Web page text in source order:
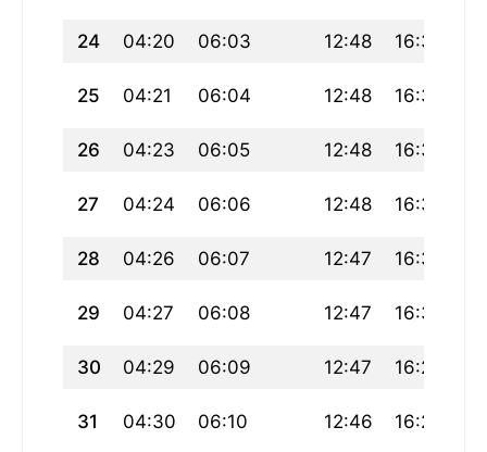
24 04:20 06:03 12:48 16:35
25 04:21 06:04 12:48 16:34
26 04:23 06:05 12:48 16:33
27 04:24 06:06 12:48 16:32
28 04:26 06:07 12:47 16:31
29 04:27 06:08 12:47 16:30
30 04:29 06:09 12:47 16:29
31 04:30 06:10 12:46 16:28